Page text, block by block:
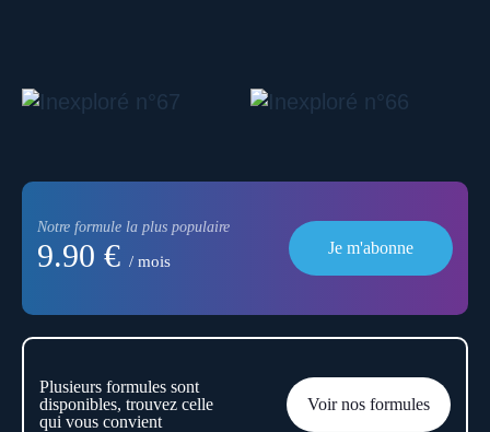
Notre formule la plus populaire
9.90 € / mois
Je m'abonne
Plusieurs formules sont
disponibles, trouvez celle
qui vous convient
Voir nos formules